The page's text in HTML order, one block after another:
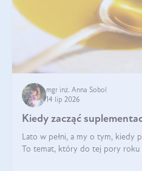
mgr inż. Anna Sobol
14 lip 2026
Kiedy zacząć
Lato w pełni, a my o tym, kiedy
To temat, który do tej pory roku